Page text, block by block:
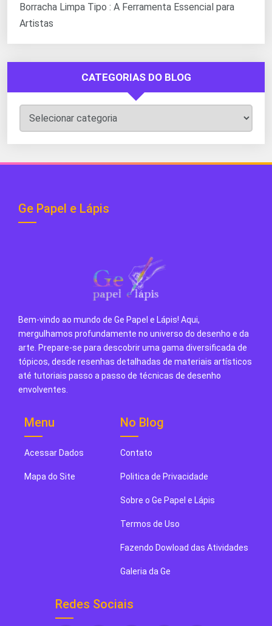
Borracha Limpa Tipo : A Ferramenta Essencial para
Artistas
CATEGORIAS DO BLOG
Categorias
do
Blog
Ge Papel e Lápis
Bem-vindo ao mundo de Ge Papel e Lápis! Aqui,
mergulhamos profundamente no universo do desenho e da
arte. Prepare-se para descobrir uma gama diversificada de
tópicos, desde resenhas detalhadas de materiais artísticos
até tutoriais passo a passo de técnicas de desenho
envolventes.
Menu
Acessar Dados
Mapa do Site
No Blog
Contato
Politica de Privacidade
Sobre o Ge Papel e Lápis
Termos de Uso
Fazendo Dowload das Atividades
Galeria da Ge
Redes Sociais